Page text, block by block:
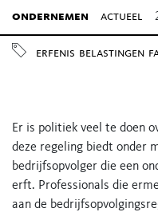
ondernemen actueel
erfenis belastingen
Er is politiek veel te doen
deze regeling biedt onder
bedrijfsopvolger die een
erft. Professionals die
aan de